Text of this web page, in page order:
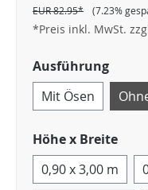
EUR 82.95* (7.23%
*Preis inkl. MwSt.
Ausführung
Mit Ösen
Höhe x Breite
0,90 x 3,00 m